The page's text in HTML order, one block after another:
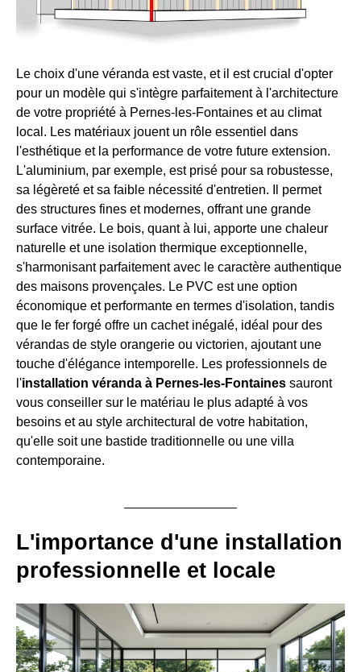
Le choix d'une véranda est vaste, et il est crucial d'opter
pour un modèle qui s'intègre parfaitement à l'architecture
de votre propriété à Pernes-les-Fontaines et au climat
local. Les matériaux jouent un rôle essentiel dans
l'esthétique et la performance de votre future extension.
L'aluminium, par exemple, est prisé pour sa robustesse,
sa légèreté et sa faible nécessité d'entretien. Il permet
des structures fines et modernes, offrant une grande
surface vitrée. Le bois, quant à lui, apporte une chaleur
naturelle et une isolation thermique exceptionnelle,
s'harmonisant parfaitement avec le caractère authentique
des maisons provençales. Le PVC est une option
économique et performante en termes d'isolation, tandis
que le fer forgé offre un cachet inégalé, idéal pour des
vérandas de style orangerie ou victorien, ajoutant une
touche d'élégance intemporelle. Les professionnels de
l'installation véranda à Pernes-les-Fontaines sauront
vous conseiller sur le matériau le plus adapté à vos
besoins et au style architectural de votre habitation,
qu'elle soit une bastide traditionnelle ou une villa
contemporaine.
L'importance d'une installation
professionnelle et locale